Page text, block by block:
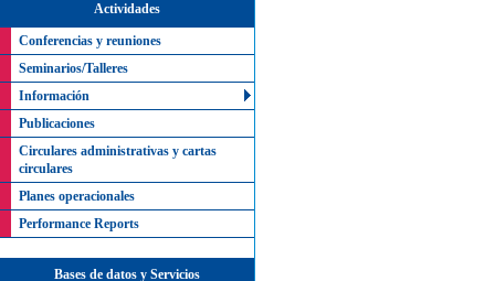
Actividades
Conferencias y reuniones
Seminarios/Talleres
Información
Publicaciones
Circulares administrativas y cartas
circulares
Planes operacionales
Performance Reports
Bases de datos y Servicios